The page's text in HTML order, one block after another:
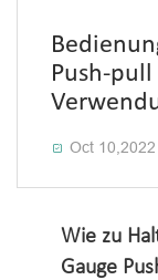
Push-
 Oct 10,2022
Wie zu
Gauge